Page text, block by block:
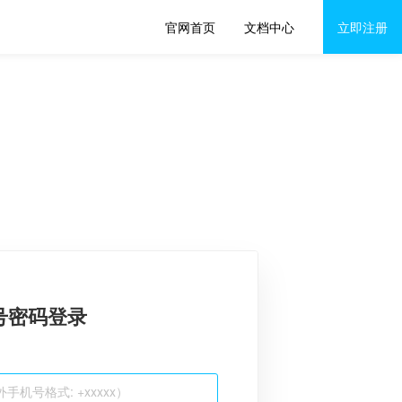
官网首页 文档中心 立即注册
密码登录